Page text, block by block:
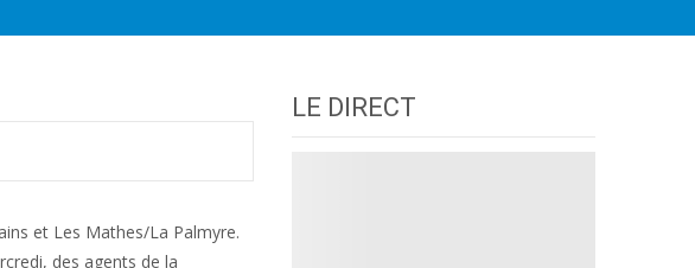
et Les Mathes/La Palmyre.
des agents de la
LE DIRECT